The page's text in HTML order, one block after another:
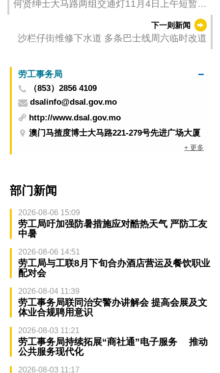
何贤绅士大马路两组交通灯11月4日上午短暂停
下一则新闻
沙栏仔街维修下水道 多条巴士线周六临时改道
劳工事务局
（853）2856 4109
dsalinfo@dsal.gov.mo
http://www.dsal.gov.mo
澳门马揸度博士大马路221-279号先进广场大厦
+ 更多
部门新闻
2026-08-06 15:09
劳工局吁加强防暑措施应对酷热天气 严防工友
中暑
2026-08-06 14:51
劳工局与工联8月下旬合办酒店营运及餐饮职业
配对会
2026-08-04 11:39
劳工事务局联同治安警办讲解会 提高会展及文
体业合规聘用意识
2026-08-03 11:21
劳工事务局持续拓展“商社通”电子服务 推动
公共服务现代化
2026-08-03 11:17